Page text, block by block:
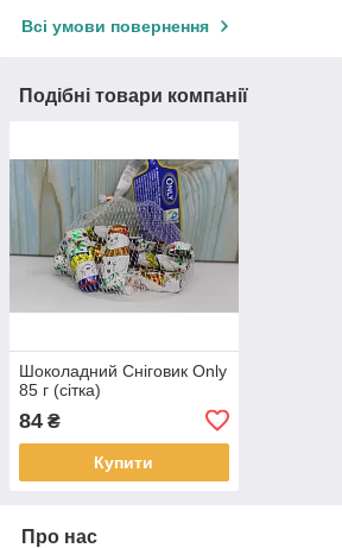
Всі умови повернення
Подібні товари компанії
Шоколадний Сніговик Only
85 г (сітка)
84 ₴
Купити
Про нас